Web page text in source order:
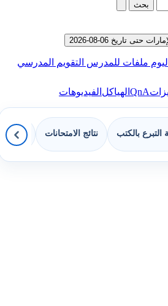
بحث
تاريخ 06-08-2026
ملفات للمدرس التقويم المدرسي
QnAالهياكلالفيديوهات
بالكتب نتائج الامتحانات